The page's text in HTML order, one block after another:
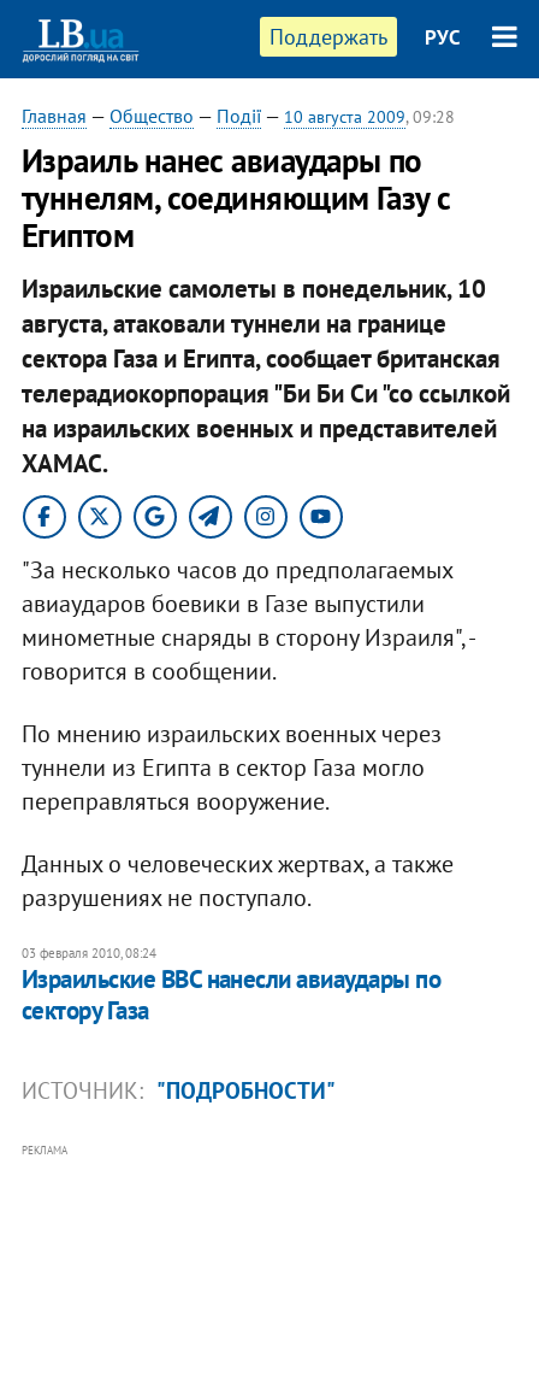
Поддержать РУС
Главная — Общество — Події— 10 августа 2009, 09:28
Израиль нанес авиаудары по
туннелям, соединяющим Газу с
Египтом
Израильские самолеты в понедельник, 10
августа, атаковали туннели на границе
сектора Газа и Египта, сообщает британская
телерадиокорпорация "Би Би Си "со ссылкой
на израильских военных и представителей
ХАМАС.
"За несколько часов до предполагаемых
авиаударов боевики в Газе выпустили
минометные снаряды в сторону Израиля", -
говорится в сообщении.
По мнению израильских военных через
туннели из Египта в сектор Газа могло
переправляться вооружение.
Данных о человеческих жертвах, а также
разрушениях не поступало.
03 февраля 2010, 08:24
Израильские ВВС нанесли авиаудары по
сектору Газа
ИСТОЧНИК: "ПОДРОБНОСТИ"
РЕКЛАМА